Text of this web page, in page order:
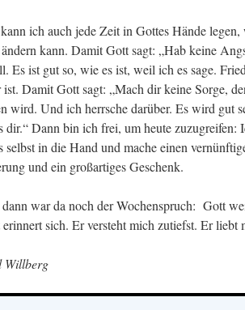
ich auch jede Zeit in Gottes Hände
kann. Damit Gott sagt: „Hab keine
Es ist gut so, wie es ist, weil ich es sage.
ist. Damit Gott sagt: „Mach dir keine Sorge,
wird. Und ich herrsche darüber. Es wird gut
dir.“ Dann bin ich frei, um heute
selbst in die Hand und mache einen
und ein großartiges Geschenk.
war da noch der Wochenspruch: Gott
erinnert sich. Er versteht mich zutiefst. Er
Willberg